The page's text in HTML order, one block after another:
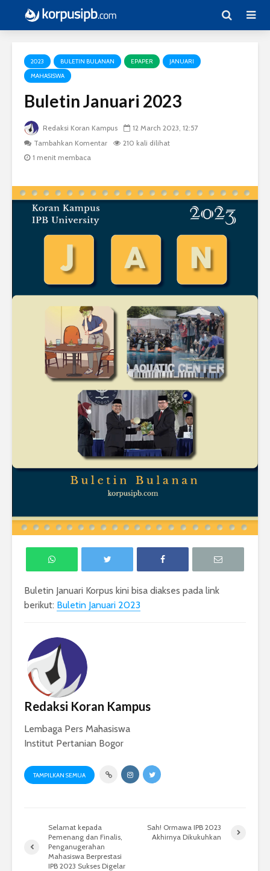
2023 BULETIN BULANAN EPAPER
JANUARI
MAHASISWA
Buletin Januari 2023
Redaksi Koran Kampus
12 March 2023, 12:57
Tambahkan Komentar
210 kali dilihat
1 menit membaca
Buletin Januari Korpus kini bisa diakses pada link
berikut: Buletin Januari 2023
Redaksi Koran Kampus
Lembaga Pers Mahasiswa
Institut Pertanian Bogor
TAMPILKAN SEMUA
Selamat kepada
Pemenang dan Finalis,
Penganugerahan
Mahasiswa Berprestasi
IPB 2023 Sukses Digelar
Sah! Ormawa IPB 2023
Akhirnya Dikukuhkan